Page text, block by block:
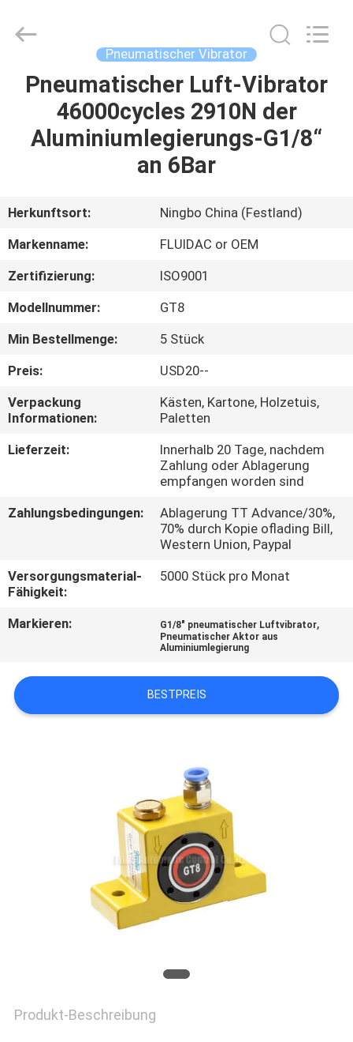
HAUS
PRODUKTE
ÜBER
FABRIK-
AUSFLUG
QUALITÄTSKONTROLLE
TRETEN
UNS
VERBINDUNG
FORDERN
ZITAT
CONTROL
CO.,LTD.
Reserved.
Pneumatischer Vibrator
Pneumatischer Luft-Vibrator
46000cycles 2910N der
Aluminiumlegierungs-G1/8“
an 6Bar
Herkunftsort:
Ningbo China (Festland)
Markenname:
FLUIDAC or OEM
Zertifizierung:
ISO9001
Modellnummer:
GT8
Min Bestellmenge:
5 Stück
Preis:
USD20--
Verpackung
Informationen:
Kästen, Kartone, Holzetuis,
Paletten
Lieferzeit:
Innerhalb 20 Tage, nachdem
Zahlung oder Ablagerung
empfangen worden sind
Zahlungsbedingungen:
Ablagerung TT Advance/30%,
70% durch Kopie oflading Bill,
Western Union, Paypal
Versorgungsmaterial-
Fähigkeit:
5000 Stück pro Monat
Markieren: G1/8" pneumatischer Luftvibrator,
Pneumatischer Aktor aus
Aluminiumlegierung
BESTPREIS
Produkt-Beschreibung